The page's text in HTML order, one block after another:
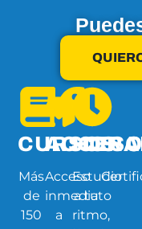
CURSOS
Más
de
150
Acceso
inmediato
a
Estudio
a tu
ritmo,